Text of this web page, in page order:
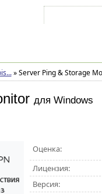
»Server Ping & Storage
для Windows
Оценка:
Лицензия:
Версия: